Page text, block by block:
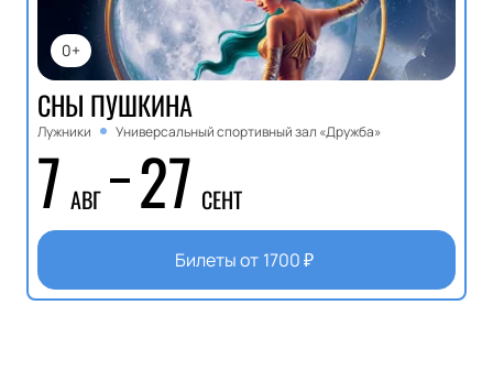
0+
СНЫ ПУШКИНА
Лужники Универсальный спортивный зал «Дружба»
7 АВГ 27 СЕНТ
Билеты от 1700₽